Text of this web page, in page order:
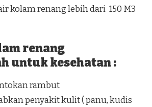
kolam renang lebih dari 150 M3
renang
untuk kesehatan :
rambut
penyakit kulit ( panu, kudis